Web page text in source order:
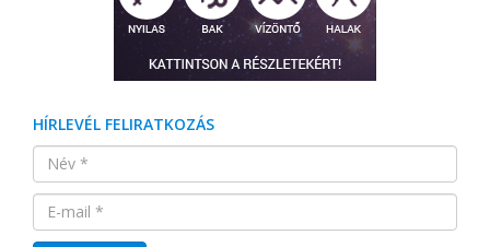
HÍRLEVÉL FELIRATKOZÁS